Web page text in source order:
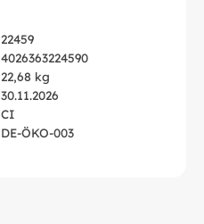
22459
4026363224590
22,68 kg
30.11.2026
CI
DE-ÖKO-003